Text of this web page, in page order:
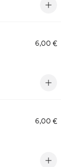
6,00 €
6,00 €